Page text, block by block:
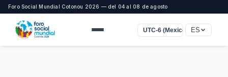
Foro Social Mundial Cotonou 2026 — del 04 al 08 de agosto
UTC-6 (Mexico) ES